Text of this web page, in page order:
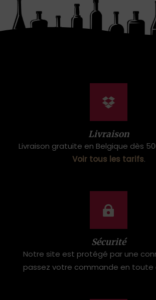
Livraison
Livraison gratuite en Belgique dès
Voir tous les tarifs.
Sécurité
Notre site est protégé par une
passez votre commande en toute